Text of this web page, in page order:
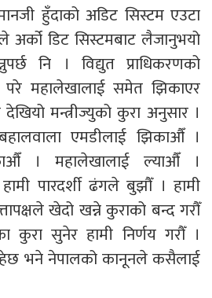
हुँदाको अडिट सिस्टम एउटा
अर्को डिट सिस्टमबाट लैजानुभयो
नि । विद्युत प्राधिकरणको
महालेखालाई समेत झिकाएर
मन्त्रीज्युको कुरा अनुसार ।
एमडीलाई झिकाऔँ ।
। महालेखालाई ल्याऔँ ।
पारदर्शी ढंगले बुझौँ । हामी
खेदो खन्ने कुराको बन्द गरौँ
कुरा सुनेर हामी निर्णय गरौँ ।
भने नेपालको कानूनले कसैलाई